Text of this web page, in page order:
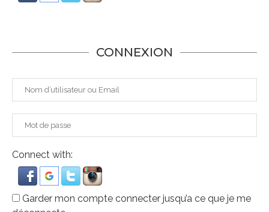
CONNEXION
Connect with:
Garder mon compte connecter jusqu’a ce que je me